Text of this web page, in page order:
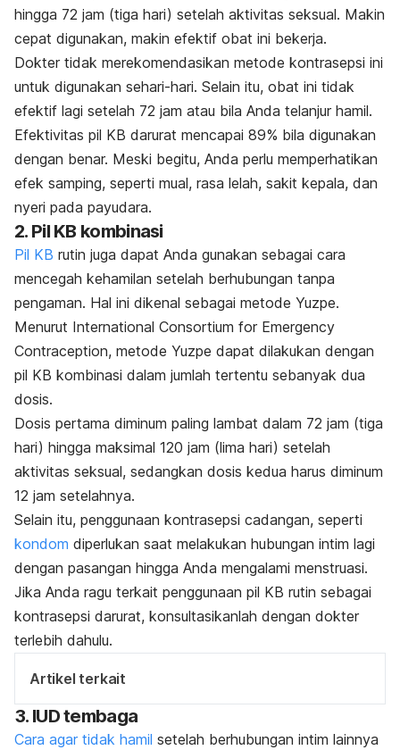
hingga 72 jam (tiga hari) setelah aktivitas seksual. Makin
cepat digunakan, makin efektif obat ini bekerja.
Dokter tidak merekomendasikan metode kontrasepsi ini
untuk digunakan sehari-hari. Selain itu, obat ini tidak
efektif lagi setelah 72 jam atau bila Anda telanjur hamil.
Efektivitas pil KB darurat mencapai 89% bila digunakan
dengan benar. Meski begitu, Anda perlu memperhatikan
efek samping, seperti mual, rasa lelah, sakit kepala, dan
nyeri pada payudara.
2. Pil KB kombinasi
Pil KB rutin juga dapat Anda gunakan sebagai cara
mencegah kehamilan setelah berhubungan tanpa
pengaman. Hal ini dikenal sebagai metode Yuzpe.
Menurut International Consortium for Emergency
Contraception, metode Yuzpe dapat dilakukan dengan
pil KB kombinasi dalam jumlah tertentu sebanyak dua
dosis.
Dosis pertama diminum paling lambat dalam 72 jam (tiga
hari) hingga maksimal 120 jam (lima hari) setelah
aktivitas seksual, sedangkan dosis kedua harus diminum
12 jam setelahnya.
Selain itu, penggunaan kontrasepsi cadangan, seperti
kondom diperlukan saat melakukan hubungan intim lagi
dengan pasangan hingga Anda mengalami menstruasi.
Jika Anda ragu terkait penggunaan pil KB rutin sebagai
kontrasepsi darurat, konsultasikanlah dengan dokter
terlebih dahulu.
Artikel terkait
3. IUD tembaga
Cara agar tidak hamil setelah berhubungan intim lainnya